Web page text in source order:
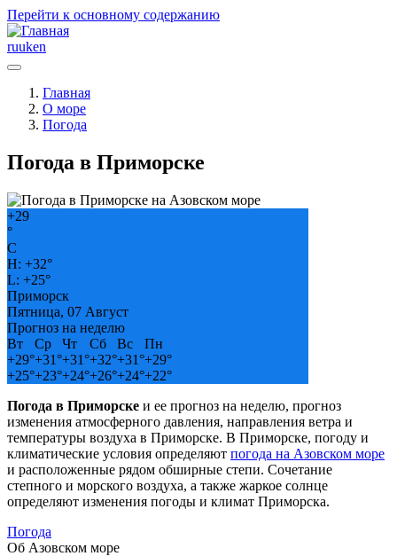
Перейти к основному содержанию
ruuken
Главная
О море
Погода
Погода в Приморске
+29
°
C
H: +32°
L: +25°
Приморск
Пятница, 07 Август
Прогноз на неделю
Вт
Ср Чт Сб Вс
Пн
+29°+31°+31°+32°+31°+29°
+25°+23°+24°+26°+24°+22°
Погода в Приморске и ее прогноз на неделю, прогноз
изменения атмосферного давления, направления ветра и
температуры воздуха в Приморске. В Приморске, погоду и
климатические условия определяют погода на Азовском море
и расположенные рядом обширные степи. Сочетание
степного и морского воздуха, а также жаркое солнце
определяют изменения погоды и климат Приморска.
Погода
Об Азовском море